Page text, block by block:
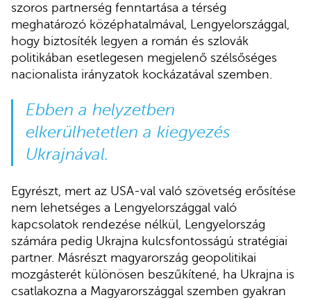
szoros partnerség fenntartása a térség
meghatározó középhatalmával, Lengyelországgal,
hogy biztosíték legyen a román és szlovák
politikában esetlegesen megjelenő szélsőséges
nacionalista irányzatok kockázatával szemben.
Ebben a helyzetben
elkerülhetetlen a kiegyezés
Ukrajnával.
Egyrészt, mert az USA-val való szövetség erősítése
nem lehetséges a Lengyelországgal való
kapcsolatok rendezése nélkül, Lengyelország
számára pedig Ukrajna kulcsfontosságú stratégiai
partner. Másrészt magyarország geopolitikai
mozgásterét különösen beszűkítené, ha Ukrajna is
csatlakozna a Magyarországgal szemben gyakran